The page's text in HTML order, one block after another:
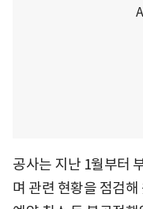
공사는 지난 1월부터
며 관련 현황을 점검